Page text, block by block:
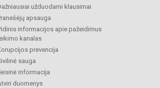
užduodami klausimai
apsauga
informacijos apie pažeidimus
kanalas
prevencija
sauga
informacija
duomenys